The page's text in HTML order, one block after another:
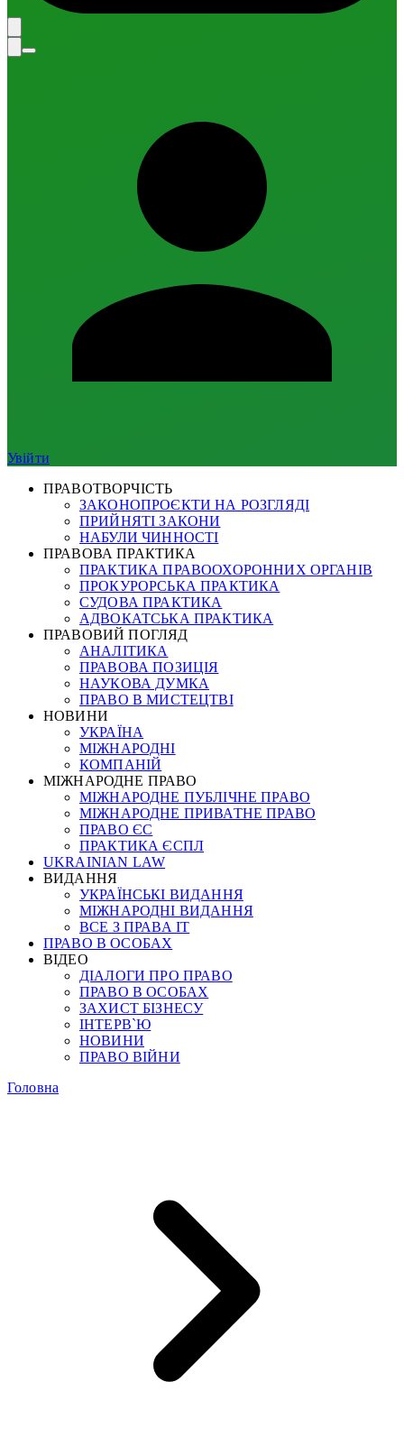
Увійти
ПРАВОТВОРЧІСТЬ
ЗАКОНОПРОЄКТИ НА РОЗГЛЯДІ
ПРИЙНЯТІ ЗАКОНИ
НАБУЛИ ЧИННОСТІ
ПРАВОВА ПРАКТИКА
ПРАКТИКА ПРАВООХОРОННИХ ОРГАНІВ
ПРОКУРОРСЬКА ПРАКТИКА
СУДОВА ПРАКТИКА
АДВОКАТСЬКА ПРАКТИКА
ПРАВОВИЙ ПОГЛЯД
АНАЛІТИКА
ПРАВОВА ПОЗИЦІЯ
НАУКОВА ДУМКА
ПРАВО В МИСТЕЦТВІ
НОВИНИ
УКРАЇНА
МІЖНАРОДНІ
КОМПАНІЙ
МІЖНАРОДНЕ ПРАВО
МІЖНАРОДНЕ ПУБЛІЧНЕ ПРАВО
МІЖНАРОДНЕ ПРИВАТНЕ ПРАВО
ПРАВО ЄС
ПРАКТИКА ЄСПЛ
UKRAINIAN LAW
ВИДАННЯ
УКРАЇНСЬКІ ВИДАННЯ
МІЖНАРОДНІ ВИДАННЯ
ВСЕ З ПРАВА ІТ
ПРАВО В ОСОБАХ
ВІДЕО
ДІАЛОГИ ПРО ПРАВО
ПРАВО В ОСОБАХ
ЗАХИСТ БІЗНЕСУ
ІНТЕРВ`Ю
НОВИНИ
ПРАВО ВІЙНИ
Головна